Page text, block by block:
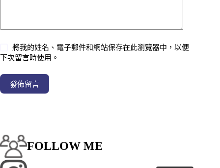
將我的姓名、電子郵件和網站保存在此瀏覽器中，以便
下次留言時使用。
發佈留言
FOLLOW ME